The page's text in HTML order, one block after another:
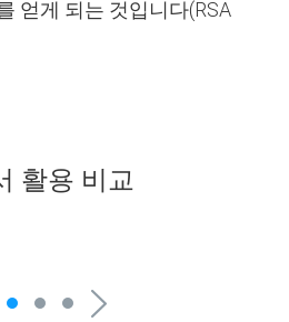
얻게 되는 것입니다(RSA
활용 비교